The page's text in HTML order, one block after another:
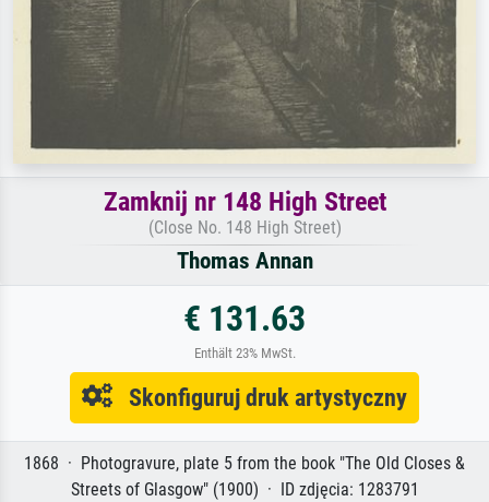
Zamknij nr 148 High Street
(Close No. 148 High Street)
Thomas Annan
€ 131.63
Enthält 23% MwSt.
Skonfiguruj druk artystyczny
1868 · Photogravure, plate 5 from the book "The Old Closes &
Streets of Glasgow" (1900) · ID zdjęcia: 1283791